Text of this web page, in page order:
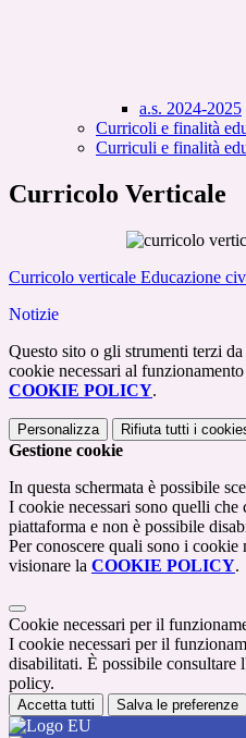
a.s. 2024-2025
Curricoli e finalità
Curriculi e finalità
Curricolo Verticale
Curricolo verticale Educazione
Notizie
Questo sito o gli strumenti terzi
cookie necessari al
COOKIE POLICY.
Personalizza Rifiuta tutti i
Gestione cookie
In questa schermata è possibile
I cookie necessari sono quelli
piattaforma e non è possibile
Per conoscere quali sono i cookie
visionare la COOKIE POLICY.
Cookie necessari per il
I cookie necessari per il
disabilitati. È possibile consultare
policy.
Accetta tutti Salva le preferenze